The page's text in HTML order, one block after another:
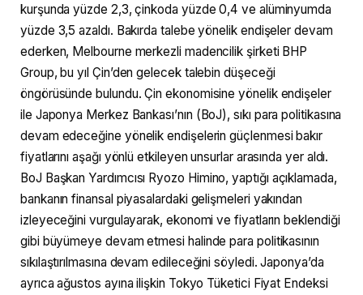
kurşunda yüzde 2,3, çinkoda yüzde 0,4 ve alüminyumda
yüzde 3,5 azaldı. Bakırda talebe yönelik endişeler devam
ederken, Melbourne merkezli madencilik şirketi BHP
Group, bu yıl Çin’den gelecek talebin düşeceği
öngörüsünde bulundu. Çin ekonomisine yönelik endişeler
ile Japonya Merkez Bankası’nın (BoJ), sıkı para politikasına
devam edeceğine yönelik endişelerin güçlenmesi bakır
fiyatlarını aşağı yönlü etkileyen unsurlar arasında yer aldı.
BoJ Başkan Yardımcısı Ryozo Himino, yaptığı açıklamada,
bankanın finansal piyasalardaki gelişmeleri yakından
izleyeceğini vurgulayarak, ekonomi ve fiyatların beklendiği
gibi büyümeye devam etmesi halinde para politikasının
sıkılaştırılmasına devam edileceğini söyledi. Japonya’da
ayrıca ağustos ayına ilişkin Tokyo Tüketici Fiyat Endeksi